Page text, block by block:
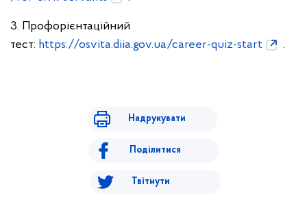
3. Профорієнтаційний
тест: https://osvita.diia.gov.ua/career-quiz-start .
Надрукувати
Поділитися
Твітнути